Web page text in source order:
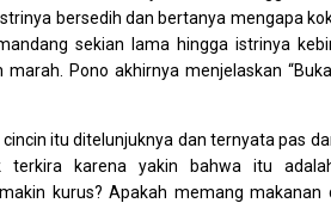
bersedih dan bertanya mengapa
sekian lama hingga istrinya
Pono akhirnya menjelaskan
itu ditelunjuknya dan ternyata pas
terkira karena yakin bahwa itu
kurus? Apakah memang makanan